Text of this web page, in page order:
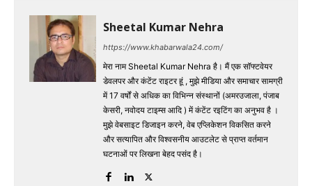
Sheetal Kumar Nehra
https://www.khabarwala24.com/
मेरा नाम Sheetal Kumar Nehra है। मैं एक सॉफ्टवेयर
डेवलपर और कंटेंट राइटर हूं , मुझे मीडिया और समाचार सामग्री
में 17 वर्षों से अधिक का विभिन्न संस्थानों (अमरउजाला, पंजाब
केसरी, नवोदय टाइम्स आदि ) में कंटेंट रइटिंग का अनुभव है ।
मुझे वेबसाइट डिजाइन करने, वेब एप्लिकेशन विकसित करने
और सत्यापित और विश्वसनीय आउटलेट से प्राप्त वर्तमान
घटनाओं पर लिखना बेहद पसंद है।